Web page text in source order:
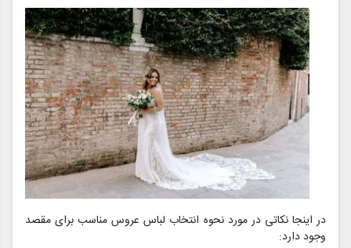
در اینجا نکاتی در مورد نحوه انتخاب لباس عروس مناسب برای مقصد
وجود دارد: